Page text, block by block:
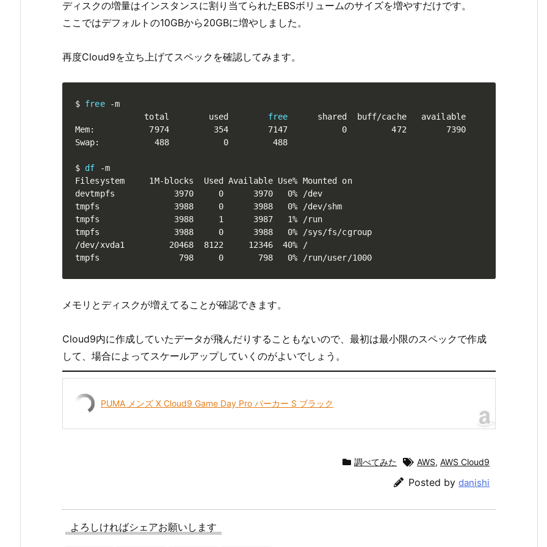
ディスクの増量はインスタンスに割り当てられたEBSボリュームのサイズを増やすだけです。
ここではデフォルトの10GBから20GBに増やしました。
再度Cloud9を立ち上げてスペックを確認してみます。
$ free -m
              total        used
free
      shared  buff/cache   available
Mem:           7974         354        7147           0         472        7390
Swap:           488           0         488
$ df -m
Filesystem     1M-blocks  Used Available Use% Mounted on
devtmpfs            3970     0      3970   0% /dev
tmpfs               3988     0      3988   0% /dev/shm
tmpfs               3988     1      3987   1% /run
tmpfs               3988     0      3988   0% /sys/fs/cgroup
/dev/xvda1         20468  8122     12346  40% /
tmpfs                798     0       798   0% /run/user/1000
メモリとディスクが増えてることが確認できます。
Cloud9内に作成していたデータが飛んだりすることもないので、最初は最小限のスペックで作成
して、場合によってスケールアップしていくのがよいでしょう。
PUMA メンズ X Cloud9 Game Day Pro パーカー S ブラック
調べてみた AWS, AWS Cloud9
Posted by danishi
よろしければシェアお願いします